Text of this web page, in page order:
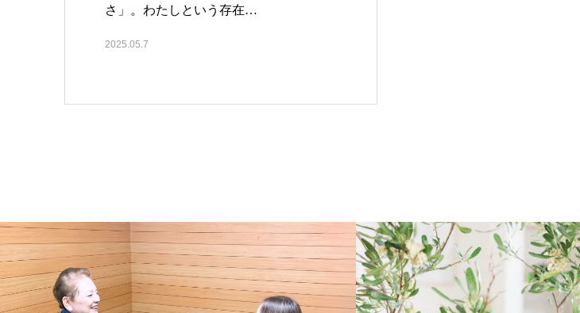
さ」。わたしという存在…
2025.05.7